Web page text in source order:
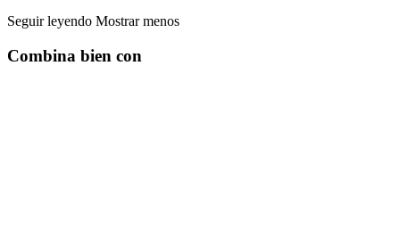
Seguir leyendo Mostrar menos
Combina bien con